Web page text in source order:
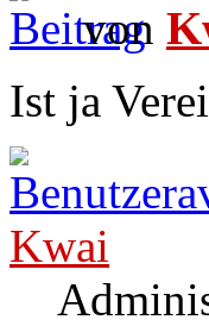
von
Ist ja
Kwai